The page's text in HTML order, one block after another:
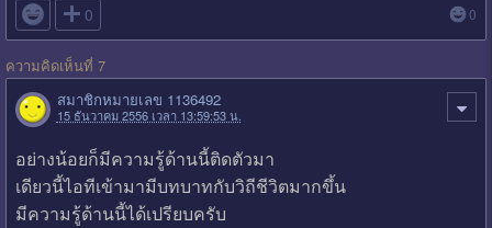
 0 0
ความคิดเห็นที่ 7
สมาชิกหมายเลข 1136492
15 ธันวาคม 2556 เวลา 13:59:53 น.
อย่างน้อยก็มีความรู้ด้านนี้ติดตัวมา
เดียวนี้ไอทีเข้ามามีบทบาทกับวิถีชีวิตมากขึ้น
มีความรู้ด้านนี้ได้เปรียบครับ